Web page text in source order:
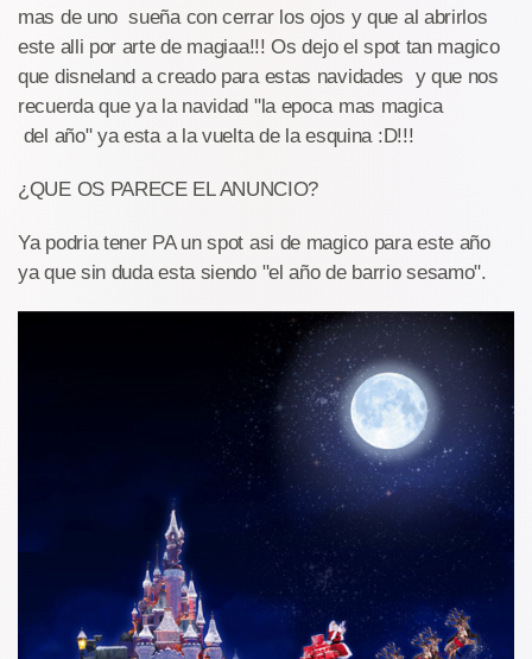
mas de uno sueña con cerrar los ojos y que al abrirlos
este alli por arte de magiaa!!! Os dejo el spot tan magico
que disneland a creado para estas navidades y que nos
recuerda que ya la navidad "la epoca mas magica
del año" ya esta a la vuelta de la esquina :D!!!
¿QUE OS PARECE EL ANUNCIO?
Ya podria tener PA un spot asi de magico para este año
ya que sin duda esta siendo "el año de barrio sesamo".